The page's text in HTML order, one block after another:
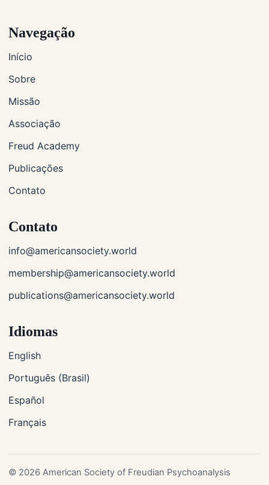
Navegação
Início
Sobre
Missão
Associação
Freud Academy
Publicações
Contato
Contato
info@americansociety.world
membership@americansociety.world
publications@americansociety.world
Idiomas
English
Português (Brasil)
Español
Français
© 2026 American Society of Freudian Psychoanalysis